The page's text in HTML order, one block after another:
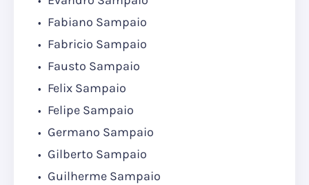
Fabiano Sampaio
Fabricio Sampaio
Fausto Sampaio
Felix Sampaio
Felipe Sampaio
Germano Sampaio
Gilberto Sampaio
Guilherme Sampaio